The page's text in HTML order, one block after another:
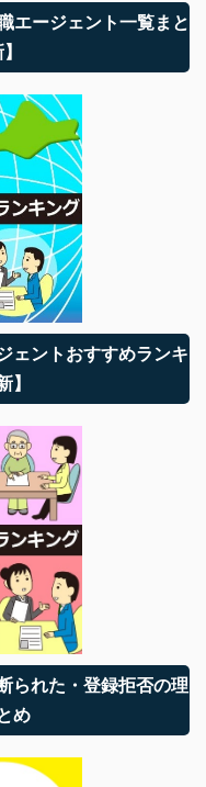
エージェント一覧まと
ェントおすすめランキ
】
られた・登録拒否の理
め